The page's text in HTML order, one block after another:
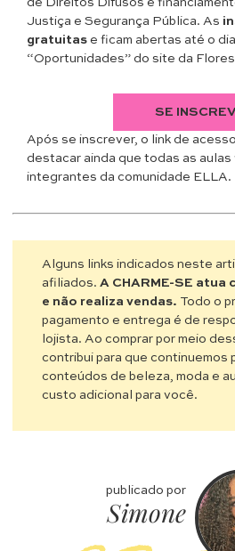
Justiça e Segurança Pública. As
gratuitas e ficam abertas até o
“Oportunidades” do site da
SE
Após se inscrever, o link de
destacar ainda que todas as aulas
integrantes da comunidade ELLA.
Alguns links indicados neste
afiliados.A CHARME-SE atua
e não realiza vendas. Todo o
pagamento e entrega é de
lojista. Ao comprar por meio
contribui para que continuemos
conteúdos de beleza, moda e
custo adicional para você.
publicado por
Simone